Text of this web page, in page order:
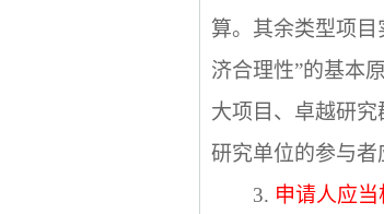
算。其余类型项
济合理性”的基本
大项目、卓越研
研究单位的参与者
3. 申请人应